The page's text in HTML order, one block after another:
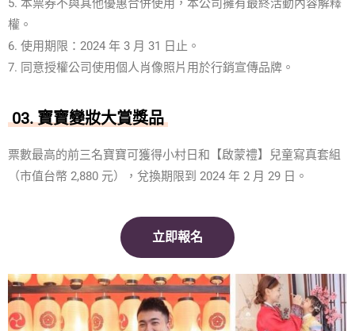
5. 本票券不與其他優惠合併使用，本公司擁有最終活動內容解釋
權。
6. 使用期限：2024 年 3 月 31 日止。
7. 同意授權公司使用個人肖像照片用於行銷宣傳品牌。
03. 寶寶變妝大賞獎品
票數最高的前三名寶寶可獲得小村日和【啟蒙禮】兒童寫真套組
（市值台幣 2,880 元），兌換期限到 2024 年 2 月 29 日。
立即報名